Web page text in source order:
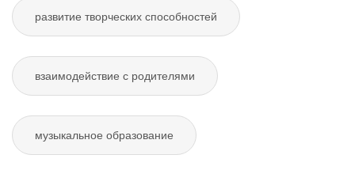
развитие творческих способностей
взаимодействие с родителями
музыкальное образование